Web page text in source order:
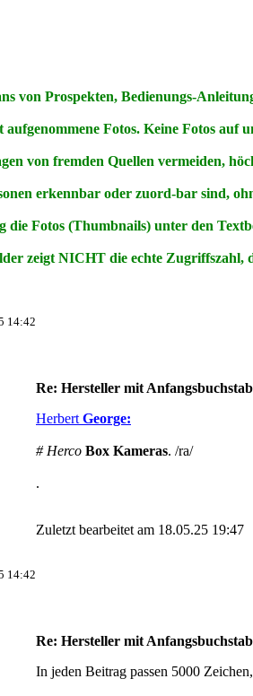
von Prospekten, Bedienungs-
Fotos. Keine Fotos auf
von fremden Quellen vermeiden,
erkennbar oder zuord-bar sind,
die Fotos (Thumbnails) unter den
zeigt NICHT die echte
14:42
Re: Hersteller mit
Herbert George:
# Herco Box Kameras. /ra/
.
Zuletzt bearbeitet am 18.05.25 19:47
14:42
Re: Hersteller mit
In jeden Beitrag passen 5000